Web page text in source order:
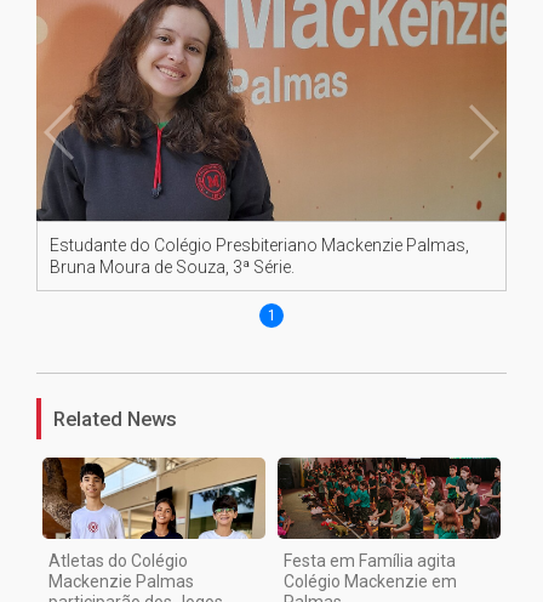
Estudante do Colégio Presbiteriano Mackenzie Palmas,
Bruna Moura de Souza, 3ª Série.
1
Related News
Atletas do Colégio
Mackenzie Palmas
Festa em Família agita
Colégio Mackenzie em